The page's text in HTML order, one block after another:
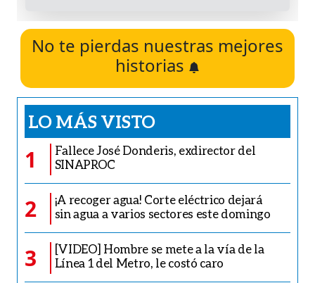
No te pierdas nuestras mejores
historias
LO MÁS VISTO
1
Fallece José Donderis, exdirector del
SINAPROC
2
¡A recoger agua! Corte eléctrico dejará
sin agua a varios sectores este domingo
3
[VIDEO] Hombre se mete a la vía de la
Línea 1 del Metro, le costó caro